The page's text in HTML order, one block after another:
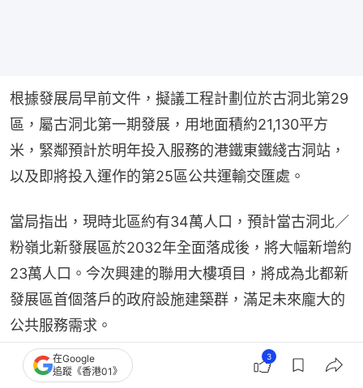
根據發展局早前文件，擬議工程計劃位於古洞北第29
區，屬古洞北第一期發展，用地面積約21,130平方
米，緊鄰預計於明年投入服務的港鐵東鐵綫古洞站，
以及即將投入運作的第25區公共運輸交匯處。
當局指出，現時北區約有34萬人口，預計當古洞北／
粉嶺北新發展區於2032年全面落成後，將大幅新增約
23萬人口。今次興建的聯用大樓項目，將成為北都新
發展區首個落戶的政府設施建築群，滿足未來龐大的
公共服務需求。
擬建的聯用大樓由康文署及衞生署等部門進駐，主要
在Google
追蹤《香港01》
3